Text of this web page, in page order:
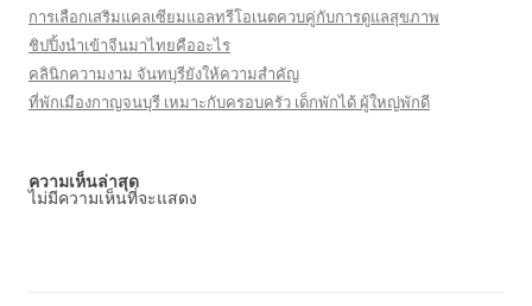
การเลือกเสริมแคลเซียมแอลทรีโอเนตควบคู่กับการดูแลสุขภาพ
ชิปปิ้งนำเข้าจีนมาไทยคืออะไร
คลินิกความงาม จันทบุรียังให้ความสำคัญ
ที่พักเมืองกาญจนบุรี เหมาะกับครอบครัว เด็กพักได้ ผู้ใหญ่พักดี
ความเห็นล่าสุด
ไม่มีความเห็นที่จะแสดง